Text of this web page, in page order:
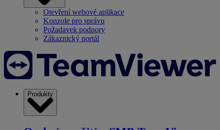
Otevření webové aplikace
Konzole pro správu
Požadavek podpory
Zákaznický portál
Produkty